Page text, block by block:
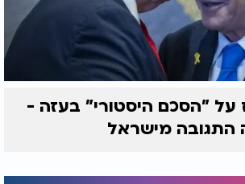
על "הסכם היסטורי" בעזה -
התגובה מישראל